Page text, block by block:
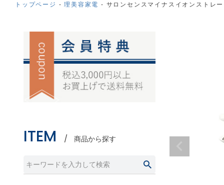
トップページ 理美容家電 サロンセンスマイナスイオンストレ
ITEM 商品から探す